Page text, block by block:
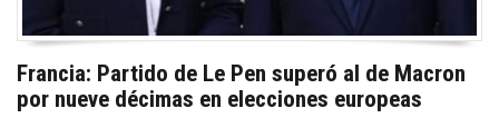
Francia: Partido de Le Pen superó al de Macron
por nueve décimas en elecciones europeas